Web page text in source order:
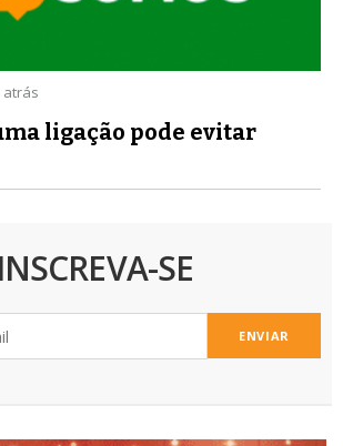
atrás
ligação pode evitar
INSCREVA-SE
ENVIAR